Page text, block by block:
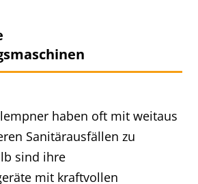
haben oft mit weitaus
Sanitärausfällen zu
sind ihre
mit kraftvollen